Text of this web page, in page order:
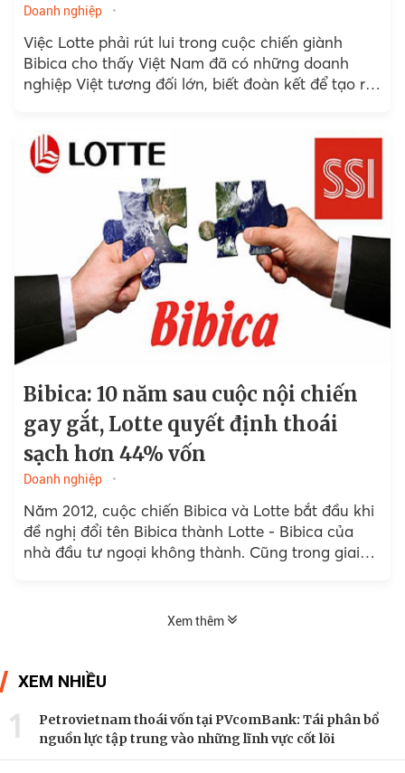
Doanh nghiệp
Việc Lotte phải rút lui trong cuộc chiến giành
Bibica cho thấy Việt Nam đã có những doanh
nghiệp Việt tương đối lớn, biết đoàn kết để tạo ra
Bibica: 10 năm sau cuộc nội chiến
gay gắt, Lotte quyết định thoái
sạch hơn 44% vốn
Doanh nghiệp
Năm 2012, cuộc chiến Bibica và Lotte bắt đầu khi
đề nghị đổi tên Bibica thành Lotte - Bibica của
nhà đầu tư ngoại không thành. Cũng trong giai
đối trọng với Lotte trong việc phát triển Công ty.
Xem thêm
XEM NHIỀU
1
Petrovietnam thoái vốn tại PVcomBank: Tái phân bổ
nguồn lực tập trung vào những lĩnh vực cốt lõi